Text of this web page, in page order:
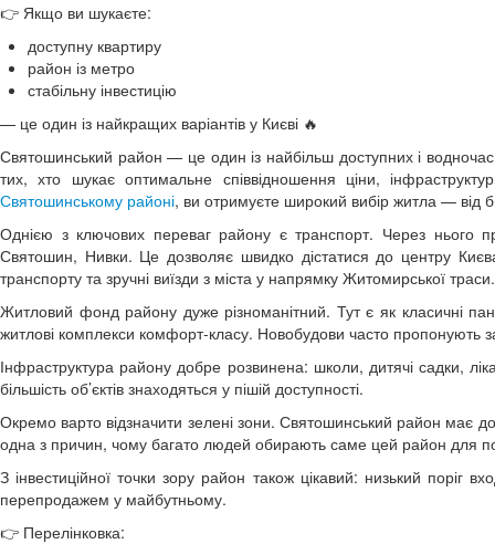
👉 Якщо ви шукаєте:
доступну квартиру
район із метро
стабільну інвестицію
— це один із найкращих варіантів у Києві 🔥
Святошинський район — це один із найбільш доступних і
тих, хто шукає оптимальне співвідношення ціни,
Святошинському районі, ви отримуєте широкий вибір житла — від
Однією з ключових переваг району є транспорт. Через нього
Святошин, Нивки. Це дозволяє швидко дістатися до центру
транспорту та зручні виїзди з міста у напрямку Житомирської траси.
Житловий фонд району дуже різноманітний. Тут є як класичні
житлові комплекси комфорт-класу. Новобудови часто пропонують
Інфраструктура району добре розвинена: школи, дитячі садки,
більшість об’єктів знаходяться у пішій доступності.
Окремо варто відзначити зелені зони. Святошинський район має
одна з причин, чому багато людей обирають саме цей район для
З інвестиційної точки зору район також цікавий: низький
перепродажем у майбутньому.
👉 Перелінковка: